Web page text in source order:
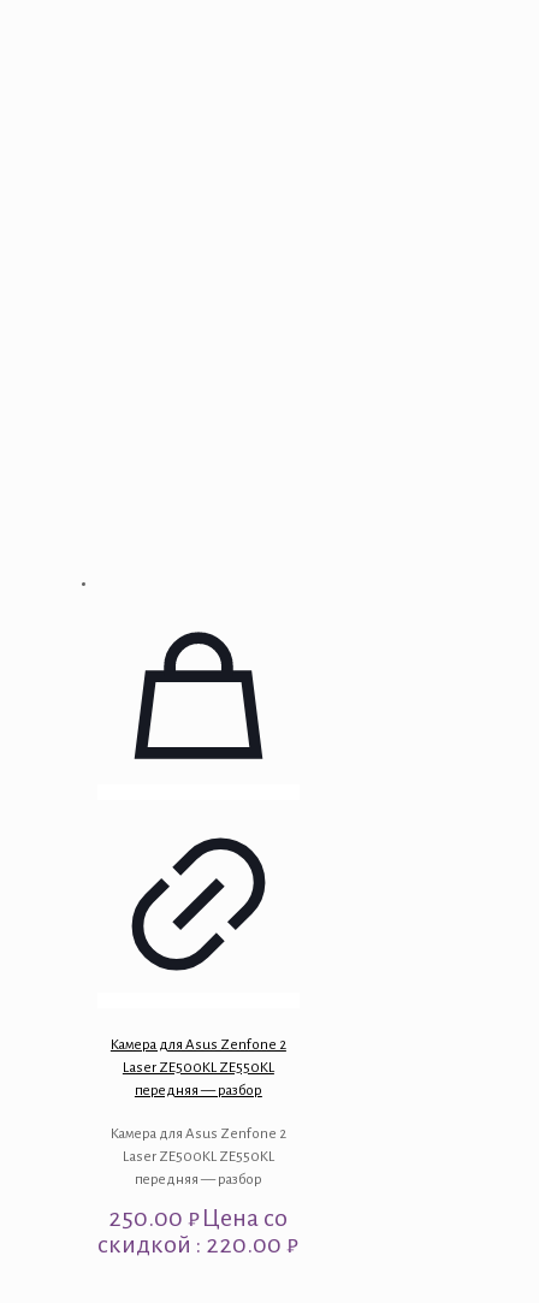
Камера для Asus Zenfone 2
Laser ZE500KL ZE550KL
передняя — разбор
Камера для Asus Zenfone 2
Laser ZE500KL ZE550KL
передняя — разбор
250.00₽Цена со
скидкой : 220.00 ₽